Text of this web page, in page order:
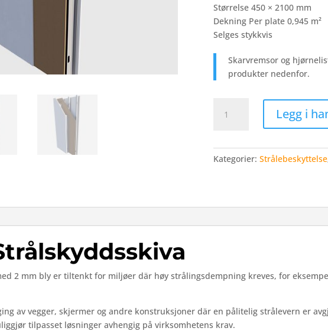
Størrelse 450 × 2100 mm
Dekning Per plate 0,945 m²
Selges stykkvis
Skarvremsor og
produkter nedenfor.
Strålskyddsskiva
mm
Legg i
Kategorier: Strålebeskyttelse
2 mm bly er tiltenkt for miljøer där høy strålingsdempning kreves, for
av vegger, skjermer og andre konstruksjoner där en pålitelig strålevern er
tilpasset løsninger avhengig på virksomhetens krav.